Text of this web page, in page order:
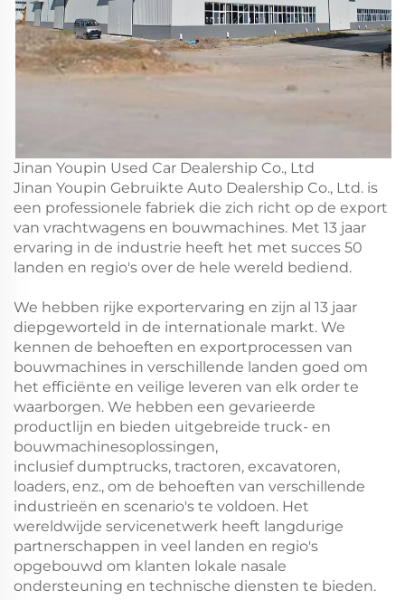
Jinan Youpin Used Car Dealership Co., Ltd
Jinan Youpin Gebruikte Auto Dealership Co., Ltd. is
een professionele fabriek die zich richt op de export
van vrachtwagens en bouwmachines. Met 13 jaar
ervaring in de industrie heeft het met succes 50
landen en regio's over de hele wereld bediend.
We hebben rijke exportervaring en zijn al 13 jaar
diepgeworteld in de internationale markt. We
kennen de behoeften en exportprocessen van
bouwmachines in verschillende landen goed om
het efficiënte en veilige leveren van elk order te
waarborgen. We hebben een gevarieerde
productlijn en bieden uitgebreide truck- en
bouwmachinesoplossingen,
inclusief dumptrucks, tractoren, excavatoren,
loaders, enz., om de behoeften van verschillende
industrieën en scenario's te voldoen. Het
wereldwijde servicenetwerk heeft langdurige
partnerschappen in veel landen en regio's
opgebouwd om klanten lokale nasale
ondersteuning en technische diensten te bieden.